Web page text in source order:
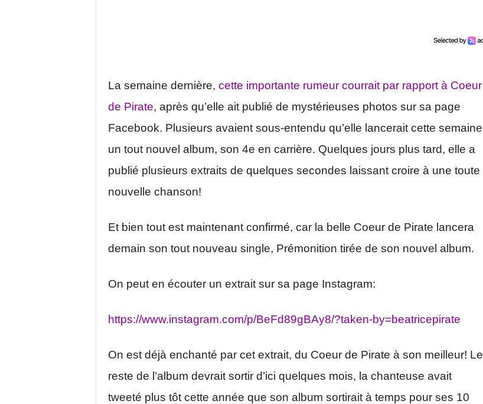
La semaine dernière, cette importante rumeur courrait par rapport à Coeur
de Pirate, après qu’elle ait publié de mystérieuses photos sur sa page
Facebook. Plusieurs avaient sous-entendu qu’elle lancerait cette semaine
un tout nouvel album, son 4e en carrière. Quelques jours plus tard, elle a
publié plusieurs extraits de quelques secondes laissant croire à une toute
nouvelle chanson!
Et bien tout est maintenant confirmé, car la belle Coeur de Pirate lancera
demain son tout nouveau single, Prémonition tirée de son nouvel album.
On peut en écouter un extrait sur sa page Instagram:
https://www.instagram.com/p/BeFd89gBAy8/?taken-by=beatricepirate
On est déjà enchanté par cet extrait, du Coeur de Pirate à son meilleur! Le
reste de l’album devrait sortir d’ici quelques mois, la chanteuse avait
tweeté plus tôt cette année que son album sortirait à temps pour ses 10